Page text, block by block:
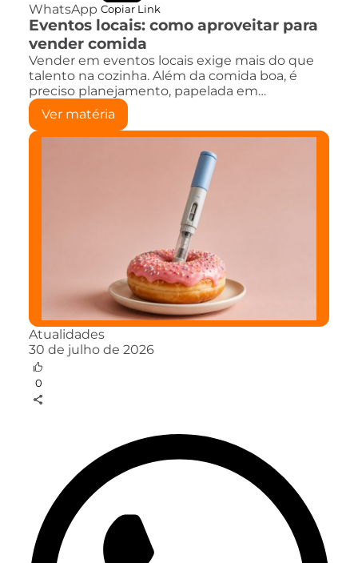
WhatsApp Copiar Link
Eventos locais: como aproveitar para
vender comida
Vender em eventos locais exige mais do que
talento na cozinha. Além da comida boa, é
preciso planejamento, papelada em…
Ver matéria
Atualidades
30 de julho de 2026
0